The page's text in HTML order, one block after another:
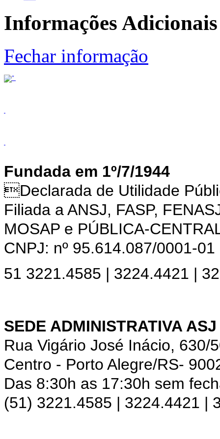
Informações Adicionais
Fechar informação
Fundada em 1º/7/1944
Declarada de Utilidade
Filiada a ANSJ, FASP,
MOSAP e PÚBLICA-
CNPJ: nº 95.614.087/0001-01
51 3221.4585 | 3224.4421 |
SEDE ADMINISTRATIVA ASJ
Rua Vigário José Inácio, 630/
Centro - Porto Alegre/RS-
Das 8:30h as 17:30h sem
(51) 3221.4585 | 3224.4421 |